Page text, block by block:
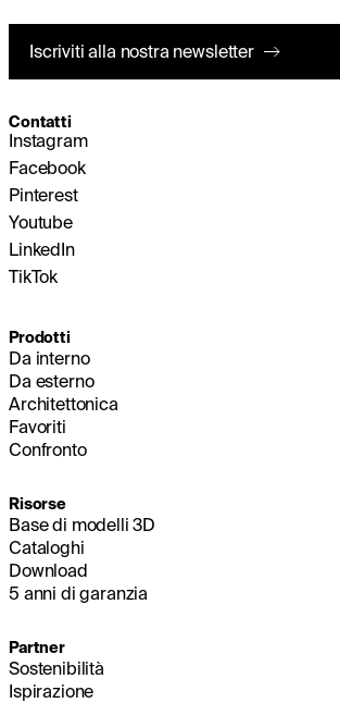
Iscriviti alla nostra newsletter
Contatti
Instagram
Facebook
Pinterest
Youtube
LinkedIn
TikTok
Prodotti
Da interno
Da esterno
Architettonica
Favoriti
Confronto
Risorse
Base di modelli 3D
Cataloghi
Download
5 anni di garanzia
Partner
Sostenibilità
Ispirazione